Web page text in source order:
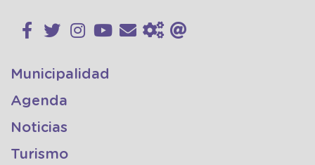
Municipalidad
Agenda
Noticias
Turismo